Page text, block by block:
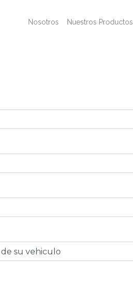
Nosotros Nuestros Productos